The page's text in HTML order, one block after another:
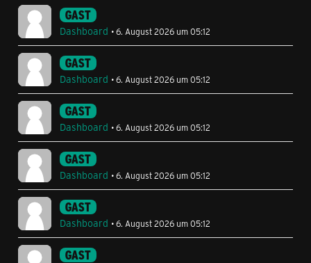
GAST
Dashboard 6. August 2026 um 05:12
GAST
Dashboard 6. August 2026 um 05:12
GAST
Dashboard 6. August 2026 um 05:12
GAST
Dashboard 6. August 2026 um 05:12
GAST
Dashboard 6. August 2026 um 05:12
GAST